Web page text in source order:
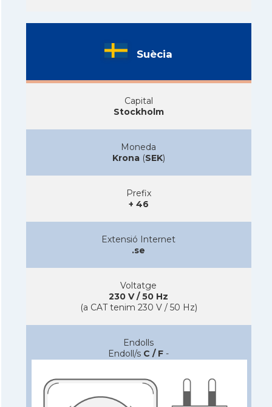
Suècia
Capital
Stockholm
Moneda
Krona(SEK)
Prefix
+ 46
Extensió Internet
.se
Voltatge
230 V / 50 Hz
(a CAT tenim 230 V / 50 Hz)
Endolls
Endoll/s C / F -